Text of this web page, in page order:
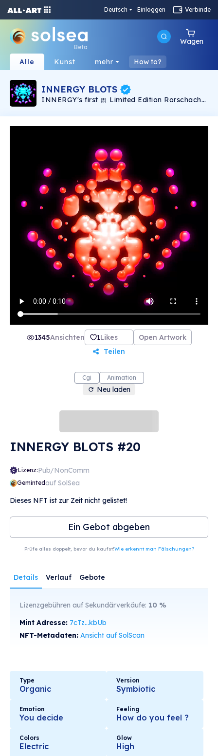
Deutsch Einloggen Verbinde
Beta
Wagen
Alle Kunst mehr How to?
INNERGY BLOTS
INNERGY's first 🎀 Limited Edition Rorschach
1345Ansichten 1Likes
Open Artwork
Teilen
Cgi Animation
Neu laden
INNERGY BLOTS #20
Lizenz:Pub/NonComm
Gemintedauf SolSea
Dieses NFT ist zur Zeit nicht gelistet!
Ein Gebot abgeben
Prüfe alles doppelt, bevor du kaufst!Wie erkennt man Fälschungen?
Details Verlauf Gebote
Lizenzgebühren auf Sekundärverkäufe: 10 %
Mint Adresse: 7cTz...kbUb
NFT-Metadaten: Ansicht auf SolScan
Type
Organic
Version
Symbiotic
Emotion
You decide
Feeling
How do you feel ?
Colors
Electric
Glow
High